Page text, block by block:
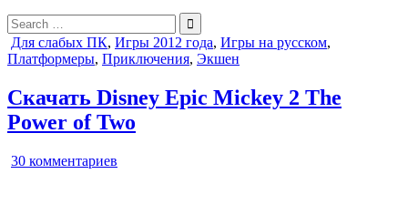
Search
for:
Posted
in
Для слабых ПК, Игры 2012 года, Игры на русском,
Платформеры, Приключения, Экшен
Скачать Disney Epic Mickey 2 The
Power of Two
30 комментариев